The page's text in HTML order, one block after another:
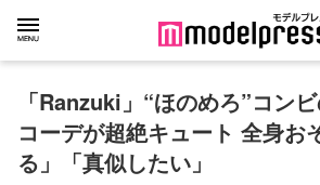
「Ranzuki」“ほのめろ”コン
コーデが超絶キュート 全身お
る」「真似したい」